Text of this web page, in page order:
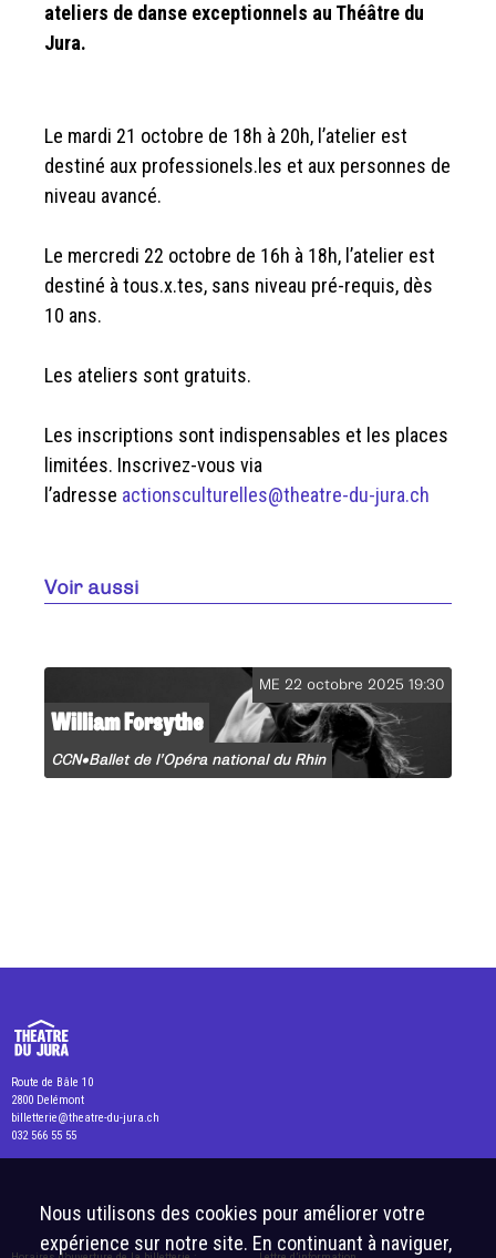
ateliers de danse exceptionnels au Théâtre du
Jura.
Le mardi 21 octobre de 18h à 20h, l’atelier est
destiné aux professionels.les et aux personnes de
niveau avancé.
Le mercredi 22 octobre de 16h à 18h, l’atelier est
destiné à tous.x.tes, sans niveau pré-requis, dès
10 ans.
Les ateliers sont gratuits.
Les inscriptions sont indispensables et les places
limitées. Inscrivez-vous via
l’adresse actionsculturelles@theatre-du-jura.ch
Voir aussi
ME 22 octobre 2025 19:30
William Forsythe
CCN•Ballet de l’Opéra national du Rhin
Route de Bâle 10
2800 Delémont
billetterie@theatre-du-jura.ch
032 566 55 55
Nous utilisons des cookies pour améliorer votre
expérience sur notre site. En continuant à naviguer,